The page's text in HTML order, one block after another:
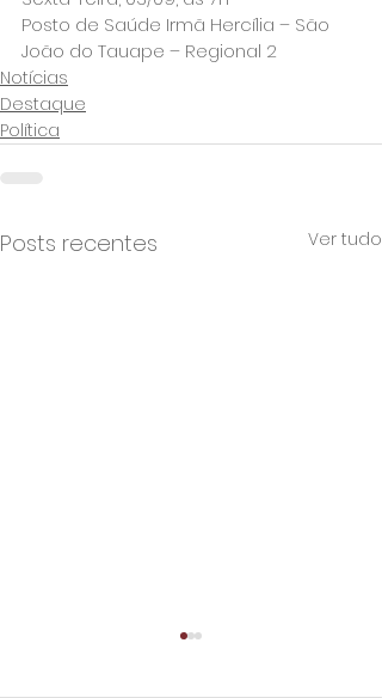
Posto de Saúde Irmã Hercília – São
João do Tauape – Regional 2
Notícias
Destaque
Política
Posts recentes Ver tudo